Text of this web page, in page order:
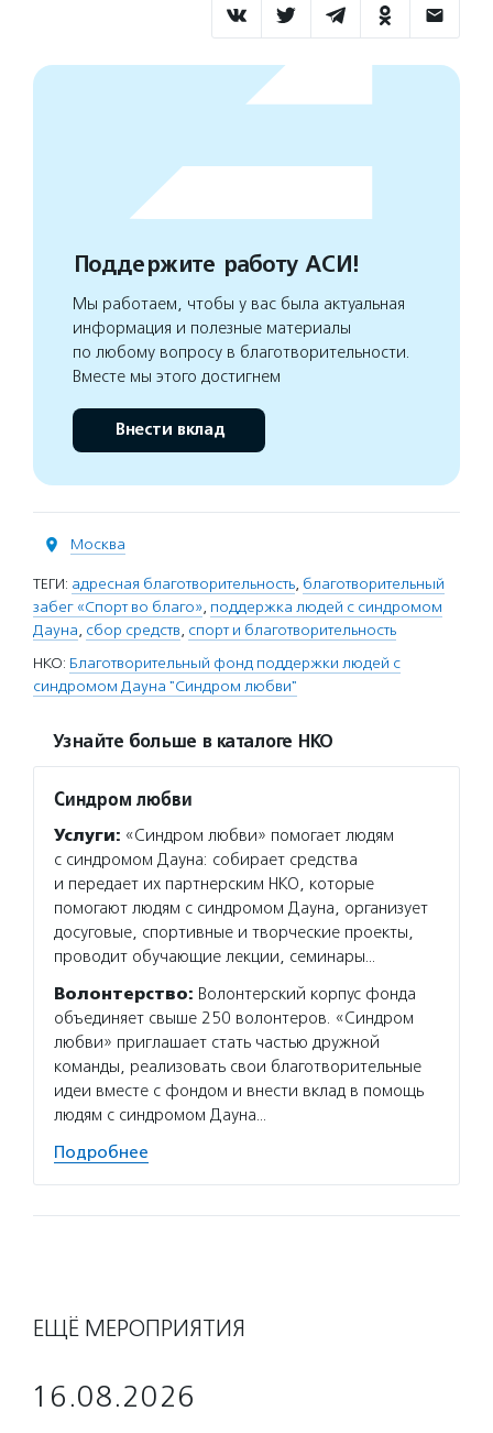
Поддержите работу АСИ!
Мы работаем, чтобы у вас была актуальная
информация и полезные материалы
по любому вопросу в благотворительности.
Вместе мы этого достигнем
Внести вклад
Москва
ТЕГИ: адресная благотворительность, благотворительный
забег «Спорт во благо», поддержка людей с синдромом
Дауна, сбор средств, спорт и благотворительность
НКО: Благотворительный фонд поддержки людей с
синдромом Дауна "Синдром любви"
Узнайте больше в каталоге НКО
Синдром любви
Услуги: «Синдром любви» помогает людям
с синдромом Дауна: собирает средства
и передает их партнерским НКО, которые
помогают людям с синдромом Дауна, организует
досуговые, спортивные и творческие проекты,
проводит обучающие лекции, семинары…
Волонтерство: Волонтерский корпус фонда
объединяет свыше 250 волонтеров. «Синдром
любви» приглашает стать частью дружной
команды, реализовать свои благотворительные
идеи вместе с фондом и внести вклад в помощь
людям с синдромом Дауна…
Подробнее
ЕЩЁ МЕРОПРИЯТИЯ
16.08.2026